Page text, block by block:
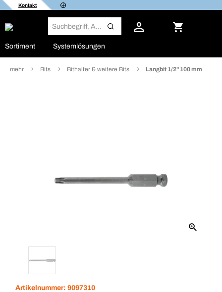
Kontakt
Sortiment Systemlösungen
mehr Bits Bithalter & weitere Bits Langbit 1/2" 100 mm
Artikelnummer: 9097310